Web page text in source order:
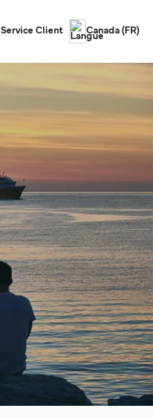
Service Client Canada (FR)